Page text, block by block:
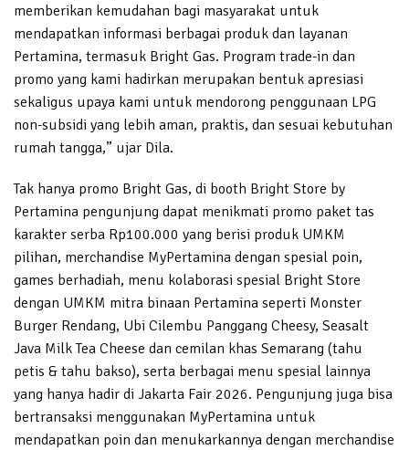
memberikan kemudahan bagi masyarakat untuk
mendapatkan informasi berbagai produk dan layanan
Pertamina, termasuk Bright Gas. Program trade-in dan
promo yang kami hadirkan merupakan bentuk apresiasi
sekaligus upaya kami untuk mendorong penggunaan LPG
non-subsidi yang lebih aman, praktis, dan sesuai kebutuhan
rumah tangga,” ujar Dila.
Tak hanya promo Bright Gas, di booth Bright Store by
Pertamina pengunjung dapat menikmati promo paket tas
karakter serba Rp100.000 yang berisi produk UMKM
pilihan, merchandise MyPertamina dengan spesial poin,
games berhadiah, menu kolaborasi spesial Bright Store
dengan UMKM mitra binaan Pertamina seperti Monster
Burger Rendang, Ubi Cilembu Panggang Cheesy, Seasalt
Java Milk Tea Cheese dan cemilan khas Semarang (tahu
petis & tahu bakso), serta berbagai menu spesial lainnya
yang hanya hadir di Jakarta Fair 2026. Pengunjung juga bisa
bertransaksi menggunakan MyPertamina untuk
mendapatkan poin dan menukarkannya dengan merchandise